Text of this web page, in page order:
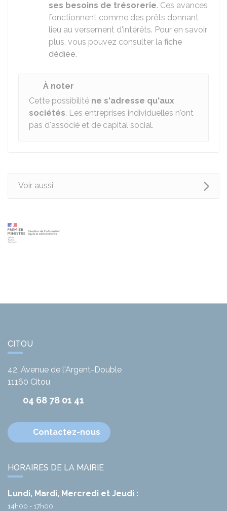
ses besoins de trésorerie. Ces avances
fonctionnent comme des prêts donnant
lieu au versement d'intérêts. Pour en savoir
plus, vous pouvez consulter la fiche
dédiée.
À noter
Cette possibilité ne s'adresse qu'aux
sociétés. Les entreprises individuelles n'ont
pas d'associé et de capital social.
Voir aussi
CITOU
42, Avenue de l'Argent-Double
11160 Citou
04 68 78 01 41
Contactez-nous
HORAIRES DE LA MAIRIE
Lundi, Mardi, Mercredi et Jeudi :
14h00 - 17h00